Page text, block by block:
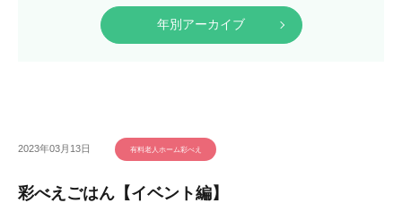
年別アーカイブ
2023年03月13日 有料老人ホーム彩べえ
彩べえごはん【イベント編】